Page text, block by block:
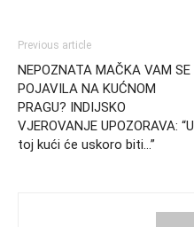
Previous article
NEPOZNATA MAČKA VAM SE
POJAVILA NA KUĆNOM
PRAGU? INDIJSKO
VJEROVANJE UPOZORAVA: “U
toj kući će uskoro biti…”